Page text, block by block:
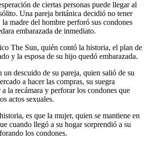
de ciertas personas puede llegar al
Una pareja británica decidió no tener
madre del hombre perforó sus condones
embarazada de inmediato.
The Sun, quién contó la historia, el plan de
y la esposa de su hijo quedó embarazada.
descuido de su pareja, quien salió de su
a hacer las compras, su suegra
la recámara y perforar los condones que
actos sexuales.
es que la mujer, quien se mantiene en
cuando llegó a su hogar sorprendió a su
los condones.